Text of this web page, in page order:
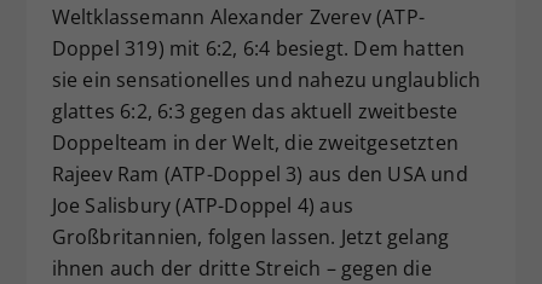
Weltklassemann Alexander Zverev (ATP-
Doppel 319) mit 6:2, 6:4 besiegt. Dem hatten
sie ein sensationelles und nahezu unglaublich
glattes 6:2, 6:3 gegen das aktuell zweitbeste
Doppelteam in der Welt, die zweitgesetzten
Rajeev Ram (ATP-Doppel 3) aus den USA und
Joe Salisbury (ATP-Doppel 4) aus
Großbritannien, folgen lassen. Jetzt gelang
ihnen auch der dritte Streich – gegen die